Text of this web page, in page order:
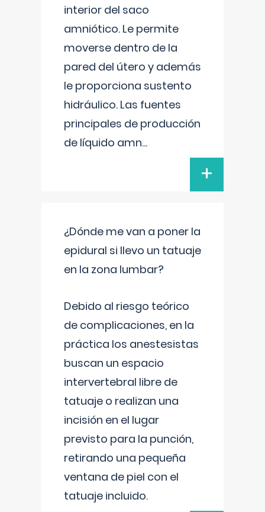
interior del saco
amniótico. Le permite
moverse dentro de la
pared del útero y además
le proporciona sustento
hidráulico. Las fuentes
principales de producción
de líquido amn...
+
¿Dónde me van a poner la
epidural si llevo un tatuaje
en la zona lumbar?
Debido al riesgo teórico
de complicaciones, en la
práctica los anestesistas
buscan un espacio
intervertebral libre de
tatuaje o realizan una
incisión en el lugar
previsto para la punción,
retirando una pequeña
ventana de piel con el
tatuaje incluido.